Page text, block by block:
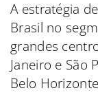
A estratégia
Brasil no
grandes
Janeiro e São
Belo